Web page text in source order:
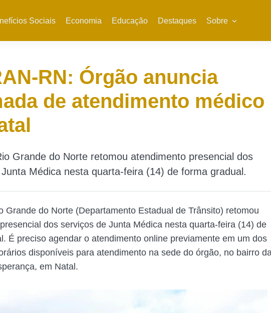
Sociais Economia Educação Destaques Sobre
RN: Órgão anuncia
de atendimento médico
Grande do Norte retomou atendimento presencial dos
Médica nesta quarta-feira (14) de forma gradual.
Grande do Norte (Departamento Estadual de Trânsito) retomou
dos serviços de Junta Médica nesta quarta-feira (14) de
É preciso agendar o atendimento online previamente em um dos
disponíveis para atendimento na sede do órgão, no bairro
em Natal.